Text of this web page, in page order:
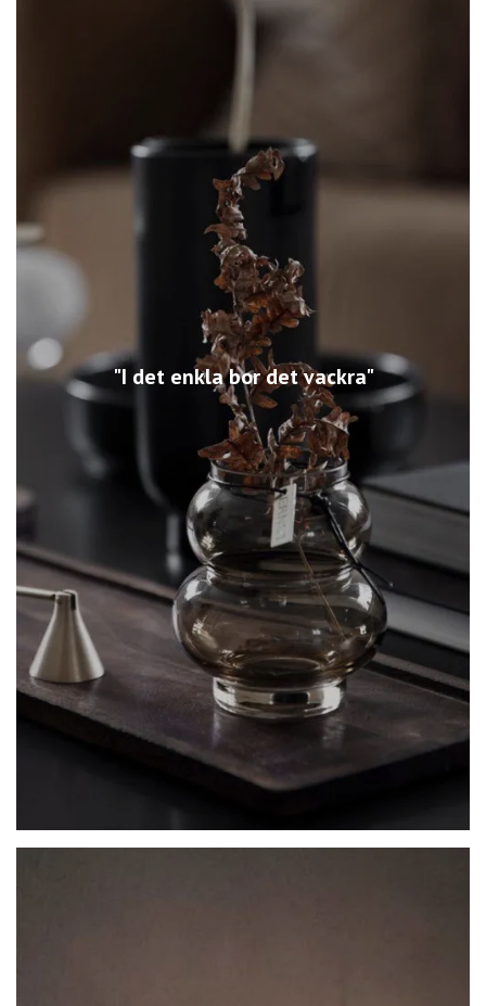
"I det enkla bor det vackra"